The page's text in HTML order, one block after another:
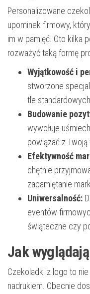
Personalizowane
upominek firmowy,
im w pamięć. Oto kilka
rozważyć taką formę
Wyjątkowość i
stworzone
tle
Budowanie
wywołuje
powiązać z Twoją
Efektywność
chętnie
zapamiętanie
Uniwersalność:
eventów
świąteczne czy
Jak
Czekoladki z logo to
nadrukiem. Obecnie